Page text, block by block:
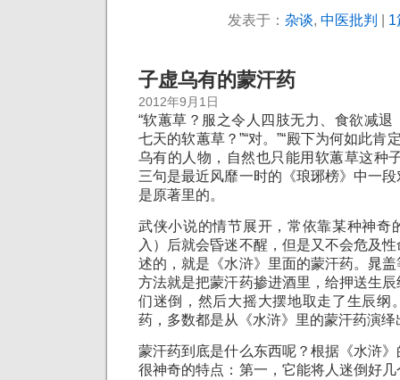
发表于： 杂谈, 中医批判 1
子虚乌有的蒙汗药
2012年9月1日
“软蕙草？服之令人四肢无力、食欲减
七天的软蕙草？”“对。”“殿下为何如此肯
乌有的人物，自然也只能用软蕙草这种
三句是最近风靡一时的《琅琊榜》中一
是原著里的。
武侠小说的情节展开，常依靠某种神奇
入）后就会昏迷不醒，但是又不会危及
述的，就是《水浒》里面的蒙汗药。晁
方法就是把蒙汗药掺进酒里，给押送生
们迷倒，然后大摇大摆地取走了生辰纲
药，多数都是从《水浒》里的蒙汗药演绎
蒙汗药到底是什么东西呢？根据《水浒
很神奇的特点：第一，它能将人迷倒好